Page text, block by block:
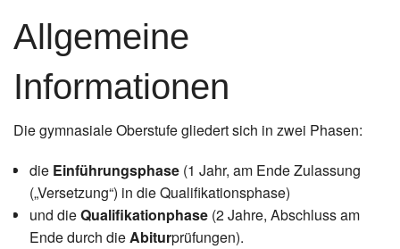
Allgemeine
Informationen
Die gymnasiale Oberstufe gliedert sich in zwei Phasen:
die Einführungsphase(1 Jahr, am Ende Zulassung
(„Versetzung“) in die Qualifikationsphase)
und dieQualifikationphase(2 Jahre, Abschluss am
Ende durch dieAbiturprüfungen).